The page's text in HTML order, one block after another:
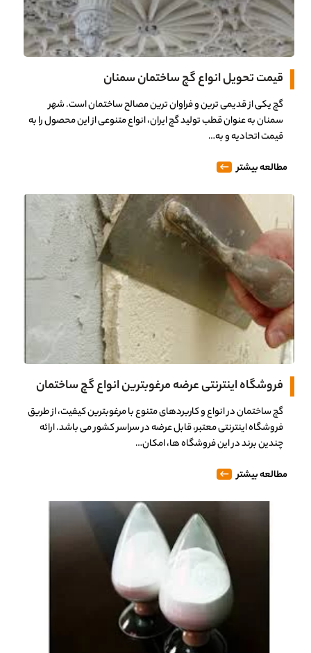
قیمت تحویل انواع گچ ساختمان سمنان
گچ یکی از قدیمی ترین و فراوان ترین مصالح ساختمان است. شهر
سمنان به عنوان قطب تولید گچ ایران، انواع متنوعی از این محصول را به
قیمت اتحادیه و به…
مطالعه بیشتر
فروشگاه اینترنتی عرضه مرغوبترین انواع گچ ساختمان
گچ ساختمان در انواع و کاربردهای متنوع با مرغوبترین کیفیت، از طریق
فروشگاه اینترنتی معتبر، قابل عرضه در سراسر کشور می باشد. ارائه
چندین برند در این فروشگاه ها، امکان…
مطالعه بیشتر